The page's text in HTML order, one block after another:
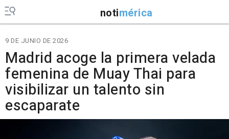
notimérica
9 DE JUNIO DE 2026
Madrid acoge la primera velada
femenina de Muay Thai para
visibilizar un talento sin
escaparate